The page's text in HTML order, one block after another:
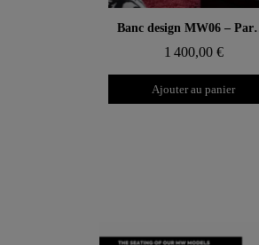
Aperçu rapide Banc design
1 400,00 €
Ajouter au panier